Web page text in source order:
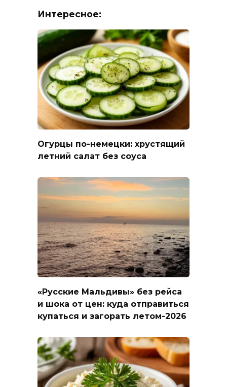
Интересное:
Огурцы по-немецки: хрустящий
летний салат без соуса
«Русские Мальдивы» без рейса
и шока от цен: куда отправиться
купаться и загорать летом-2026